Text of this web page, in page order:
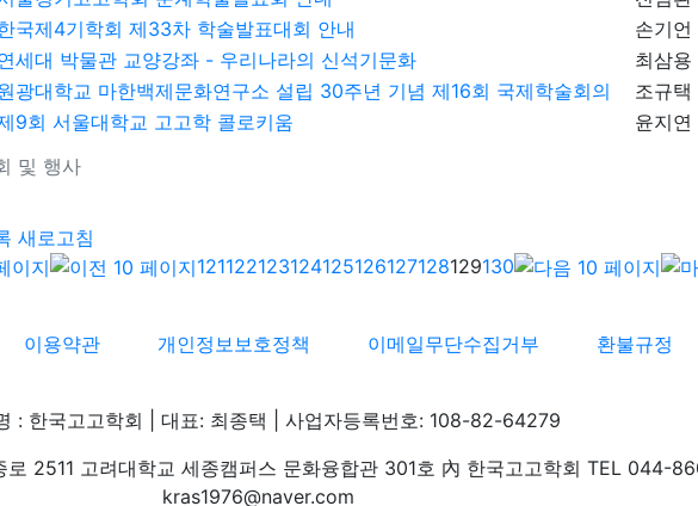
및 행사
국제4기학회 제33차 학술발표대회 안내 손기언
세대 박물관 교양강좌 - 우리나라의 신석기문화 최삼용
광대학교 마한백제문화연구소 설립 30주년 기념 제16회 국제학술회의 조규택
9회 서울대학교 고고학 콜로키움 윤지연
새로고침
121122123124125126127128129130
이용약관 개인정보보호정책 이메일무단수집거부 환불규정
: 한국고고학회 | 대표: 최종택 | 사업자등록번호: 108-82-64279
로 2511 고려대학교 세종캠퍼스 문화융합관 301호 內 한국고고학회 TEL 044-
kras1976@naver.com